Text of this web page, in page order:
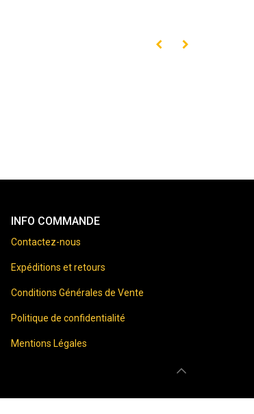
INFO COMMANDE
Contactez-nous
Expéditions et retours
Conditions Générales de Vente
Politique de confidentialité
Mentions Légales